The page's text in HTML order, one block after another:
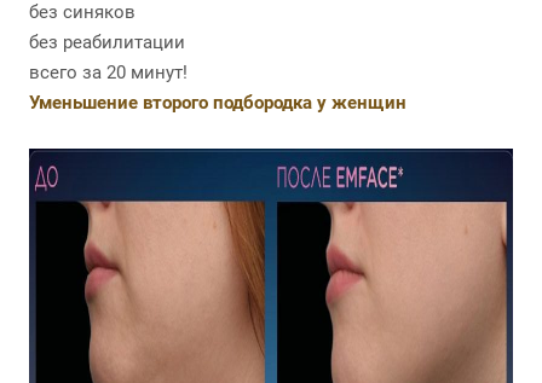
без синяков
без реабилитации
всего за 20 минут!
Уменьшение второго подбородка у женщин